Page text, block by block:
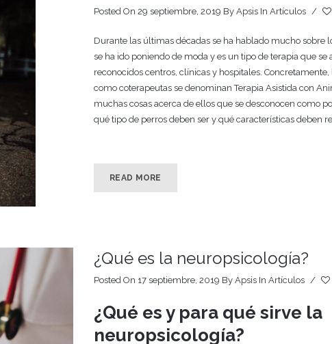
Posted On 29 septiembre, 2019 By Apsis In Artículos /
Durante las últimas décadas se ha hablado mucho sobre
se ha ido poniendo de moda y es un tipo de terapia que
reconocidos centros, clínicas y hospitales.
como coterapeutas se denominan Terapia Asistida con
muchas cosas acerca de ellos que se desconocen como
qué tipo de perros deben ser y qué características deben
READ MORE
¿Qué es la neuropsicología?
Posted On 17 septiembre, 2019 By Apsis In Artículos /
¿Qué es y para qué sirve la
neuropsicología?